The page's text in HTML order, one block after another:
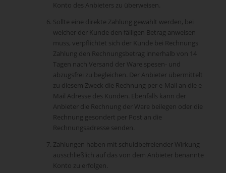
Konto des Anbieters zu überweisen.
Sollte eine direkte Zahlung gewählt werden, bei
welcher der Kunde den fälligen Betrag anweisen
muss, verpflichtet sich der Kunde bei Rechnungs
Zahlung den Rechnungsbetrag innerhalb von 14
Tagen nach Versand der Ware spesen- und
abzugsfrei zu begleichen. Der Anbieter übermittelt
zu diesem Zweck die Rechnung per e-Mail an die e-
Mail Adresse des Kunden. Ebenfalls kann der
Anbieter die Rechnung der Ware beilegen oder die
Rechnung gesondert per Post an die
Rechnungsadresse senden.
Zahlungen haben mit schuldbefreiender Wirkung
ausschließlich auf das von dem Anbieter benannte
Konto zu erfolgen.